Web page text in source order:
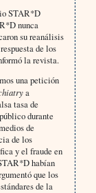
STAR*D
nunca
su reanálisis
de los
la revista.
una petición
a
tasa de
durante
de
de los
y el fraude en
habían
que los
de la